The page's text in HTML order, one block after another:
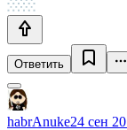
Ответить
habrAnuke24 сен